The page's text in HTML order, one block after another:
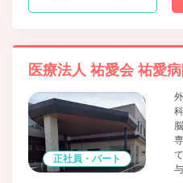
医療法人 祐愛会 祐愛
正社員・パート